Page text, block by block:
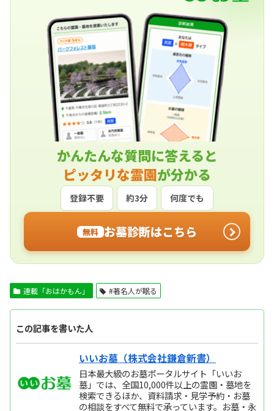
かんたんな質問に答えると
ピッタリな霊園が分かる
登録不要 約3分 何度でも
無料 お墓診断はこちら
連載「おはかもん」 #著名人が眠る
この記事を書いた人
いいお墓（株式会社鎌倉新書）
日本最大級のお墓ポータルサイト「いいお
墓」では、全国10,000件以上の霊園・墓地を
検索できるほか、資料請求・見学予約・お墓
の相談をすべて無料で承っています。お墓・永